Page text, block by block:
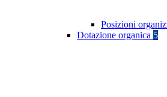
Posizioni
Dotazione organica 5